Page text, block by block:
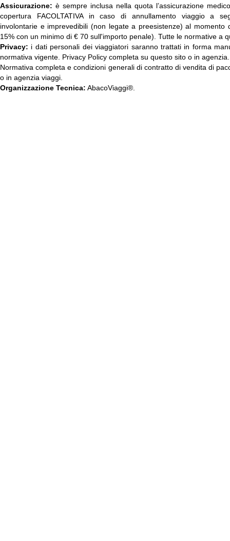
Assicurazione: è sempre inclusa nella quota l’assicurazione
copertura FACOLTATIVA in caso di annullamento viaggio a
involontarie e imprevedibili (non legate a preesistenze) al momento
15% con un minimo di € 70 sull'importo penale). Tutte le normative a
Privacy: i dati personali dei viaggiatori saranno trattati in forma
normativa vigente. Privacy Policy completa su questo sito o in agenzia.
Normativa completa e condizioni generali di contratto di vendita di
o in agenzia viaggi.
Organizzazione Tecnica: AbacoViaggi®.